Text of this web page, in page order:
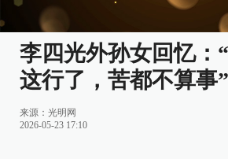
李四光外孙女回忆：
这行了，苦都不算事”
来源： 光明网
2026-05-23 17:10